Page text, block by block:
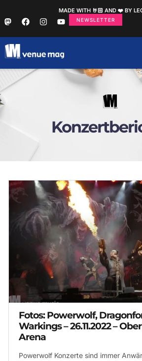
MADE WITH 🤘🏻 AND ❤️ BY
NEWSLETTER
Fotos: Powerwolf,
Warkings – 26.11.2022 –
Arena
Powerwolf Konzerte sind immer